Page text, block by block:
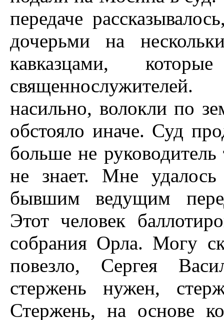
передаче
дочерьми на
кавказцами,
насильно, волокли по
обстояло иначе. Суд
больше не
не знает. Мне
бывшим ведущим
Этот человек
собрания Орла. Могу
повезло, Сергея
стержень нужен,
Стержень, на основе